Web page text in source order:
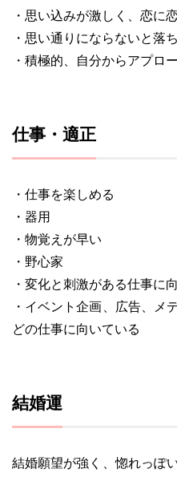
・思い込みが激しく、恋に
・思い通りにならないと落
・積極的、自分からアプロ
仕事・適正
・仕事を楽しめる
・器用
・物覚えが早い
・野心家
・変化と刺激がある仕事に
・イベント企画、広告、メ
どの仕事に向いている
結婚運
結婚願望が強く、惚れっぽ